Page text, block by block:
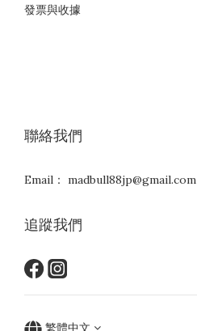
發票與收據
聯絡我們
Email： madbull88jp@gmail.com
追蹤我們
繁體中文